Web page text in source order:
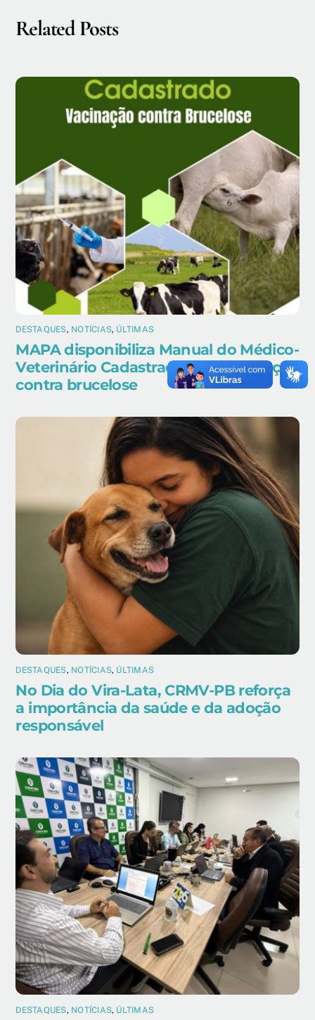
Related Posts
DESTAQUES, NOTÍCIAS, ÚLTIMAS
MAPA disponibiliza Manual do Médico-
Veterinário Cadastrado para vacinação
contra brucelose
DESTAQUES, NOTÍCIAS, ÚLTIMAS
No Dia do Vira-Lata, CRMV-PB reforça
a importância da saúde e da adoção
responsável
DESTAQUES, NOTÍCIAS, ÚLTIMAS